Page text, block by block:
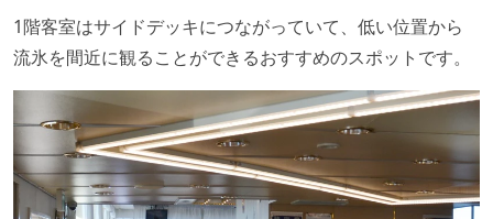
1階客室はサイドデッキにつながっていて、低い位置から
流氷を間近に観ることができるおすすめのスポットです。